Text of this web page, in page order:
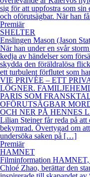
sig för att uppfostra som
och oförutsägbar. När han
Premiär
SHELTER
Enslingen Mason (Jason
När han under en svår
kedja av händelser som
skydda den föräldralösa
ett turbulent förflutet som
VIE PRIVÉE – ETT
LÖGNER.
PARIS SOM
OFÖRUTSÄGBAR
OCH NER PÅ HENNES
Lilian Steiner får reda på
bekymrad. Övertygad om
undersöka saken på […]
Premiär
HAMNET
Filminformation HAMNET,
Chloé Zhao, berättar den